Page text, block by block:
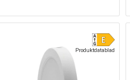
Produktdatablad